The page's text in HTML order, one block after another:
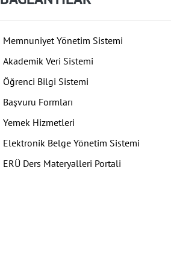
Memnuniyet Yönetim Sistemi
Akademik Veri Sistemi
Öğrenci Bilgi Sistemi
Başvuru Formları
Yemek Hizmetleri
Elektronik Belge Yönetim Sistemi
ERÜ Ders Materyalleri Portali